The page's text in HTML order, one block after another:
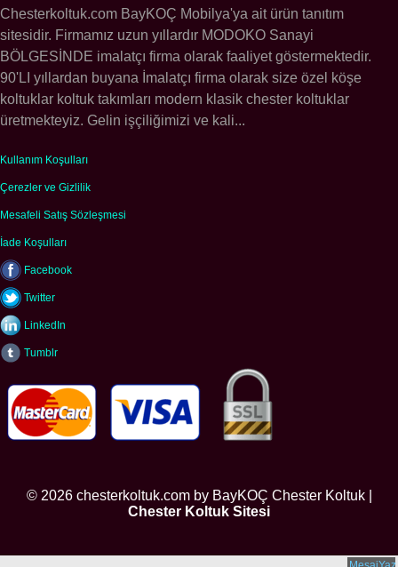
Chesterkoltuk.com BayKOÇ Mobilya'ya ait ürün tanıtım
sitesidir. Firmamız uzun yıllardır MODOKO Sanayi
BÖLGESİNDE imalatçı firma olarak faaliyet göstermektedir.
90'LI yıllardan buyana İmalatçı firma olarak size özel köşe
koltuklar koltuk takımları modern klasik chester koltuklar
üretmekteyiz. Gelin işçiliğimizi ve kali...
Kullanım Koşulları
Çerezler ve Gizlilik
Mesafeli Satış Sözleşmesi
İade Koşulları
Facebook
Twitter
LinkedIn
Tumblr
© 2026 chesterkoltuk.com by BayKOÇ Chester Koltuk |
Chester Koltuk Sitesi